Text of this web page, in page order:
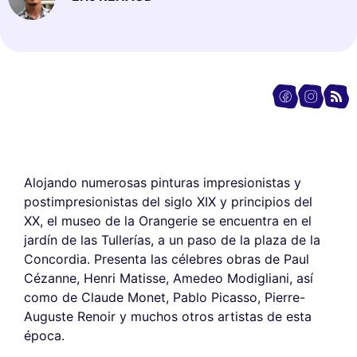
Alojando numerosas pinturas impresionistas y
postimpresionistas del siglo XIX y principios del
XX, el museo de la Orangerie se encuentra en el
jardín de las Tullerías, a un paso de la plaza de la
Concordia. Presenta las célebres obras de Paul
Cézanne, Henri Matisse, Amedeo Modigliani, así
como de Claude Monet, Pablo Picasso, Pierre-
Auguste Renoir y muchos otros artistas de esta
época.